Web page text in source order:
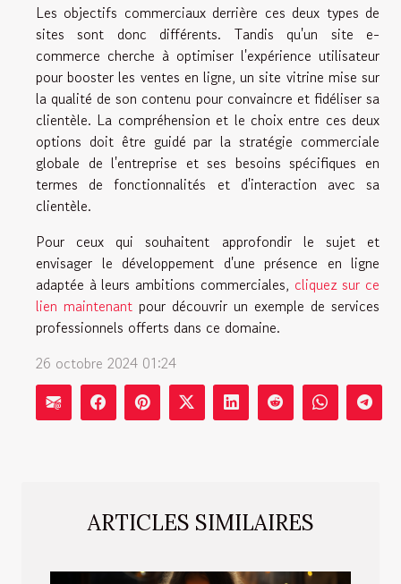
ARTICLES SIMILAIRES
Les objectifs commerciaux derrière ces deux types de
sites sont donc différents. Tandis qu'un site e-
commerce cherche à optimiser l'expérience utilisateur
pour booster les ventes en ligne, un site vitrine mise sur
la qualité de son contenu pour convaincre et fidéliser sa
clientèle. La compréhension et le choix entre ces deux
options doit être guidé par la stratégie commerciale
globale de l'entreprise et ses besoins spécifiques en
termes de fonctionnalités et d'interaction avec sa
clientèle.
Pour ceux qui souhaitent approfondir le sujet et
envisager le développement d'une présence en ligne
adaptée à leurs ambitions commerciales, cliquez sur ce
lien maintenant pour découvrir un exemple de services
professionnels offerts dans ce domaine.
26 octobre 2024 01:24